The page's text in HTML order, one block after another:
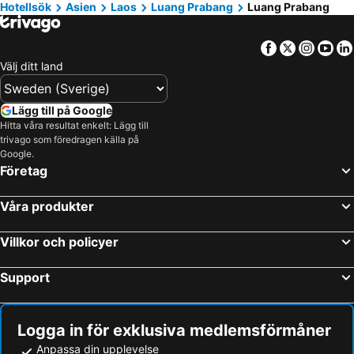
Visoun Namsok
Mekong Estate
Hotellsök Asien Laos Luang Prabang Luang Prabang
Facebook
Twitter
Välj ditt land
Lägg till på Google
Hitta våra resultat enkelt: Lägg till
trivago som föredragen källa på
Google.
Företag
Våra produkter
Villkor och policyer
Support
Logga in för exklusiva medlemsförmåner
Anpassa din upplevelse